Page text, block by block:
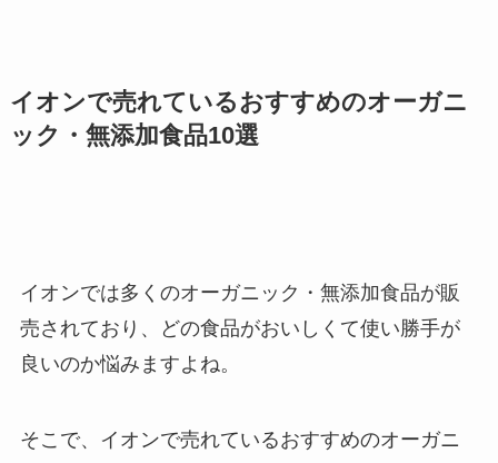
イオンで売れているおすすめのオーガニ
ック・無添加食品10選
イオンでは多くのオーガニック・無添加食品が販
売されており、どの食品がおいしくて使い勝手が
良いのか悩みますよね。
そこで、イオンで売れているおすすめのオーガニ